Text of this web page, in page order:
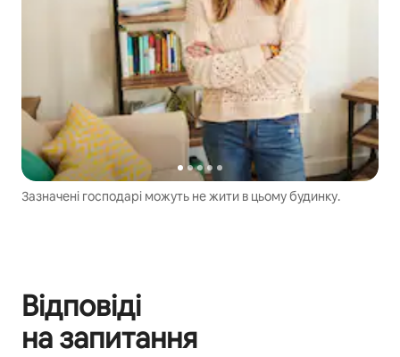
Зазначені господарі можуть не жити в цьому будинку.
Відповіді
на запитання